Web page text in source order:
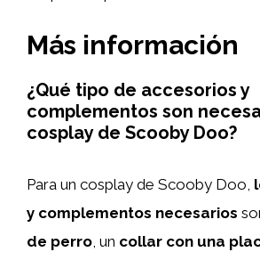
Más información
¿Qué tipo de accesorios y
complementos son
cosplay de Scooby Doo?
Para un cosplay de Scooby Doo,
y complementos necesarios
de perro, un collar con una